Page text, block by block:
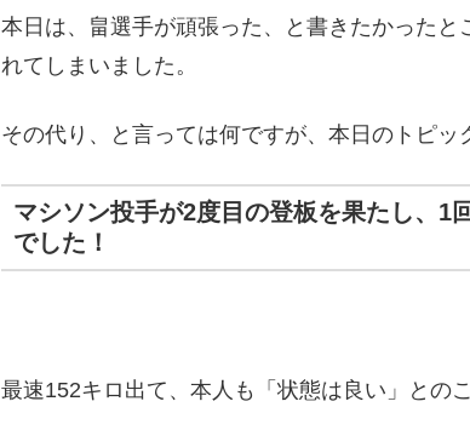
本日は、畠選手が頑張った、と書きたかったと
れてしまいました。
その代り、と言っては何ですが、本日のトピッ
マシソン投手が2度目の登板を果たし、1
でした！
最速152キロ出て、本人も「状態は良い」とのこ